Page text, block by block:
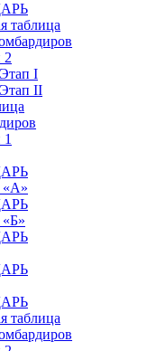
таблица
2
I
II
«А»
таблица